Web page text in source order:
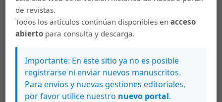
PDF HTML
Gustavo Rodríguez Bárcenas
Método de algoritmo de clúster para el
análisis del perfil de investigadores
científicos
de revistas.
Todos los artículos continúan disponibles enacceso
abierto para consulta y descarga.
Importante: En este sitio ya no es posible
registrarse ni enviar nuevos manuscritos.
Para envíos y nuevas gestiones editoriales,
por favor utilice nuestro nuevo portal.